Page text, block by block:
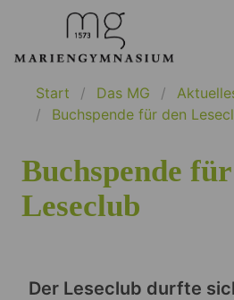
Start Das MG
Buchspende für den
Buchspende
Leseclub
Der Leseclub durfte